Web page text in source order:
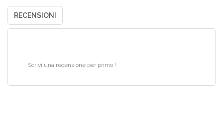
RECENSIONI
Scrivi una recensione per primo !